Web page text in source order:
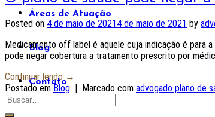
Áreas de Atuação
Blog
Contato
Posted on 4 de maio de 2021 4 de maio de 2021 by
Medicamento off label é aquele cuja indicação é para
pode negar cobertura a tratamento prescrito por
Continuar lendo →
Postado emBlog Marcado com advogado plano de